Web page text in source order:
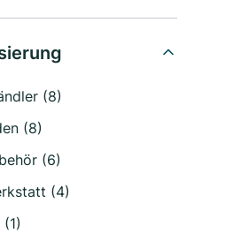
(8)
(8)
(6)
(4)